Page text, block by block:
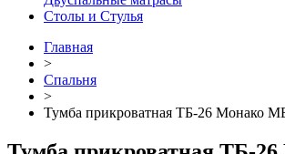
Столы и Стулья
Главная
>
Спальня
>
Тумба прикроватная ТБ-26 Монако